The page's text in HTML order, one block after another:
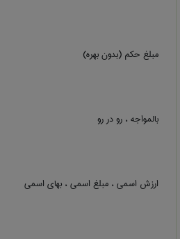
مبلغ حکم (بدون بهره)
بالمواجه ، رو در رو
ارزش اسمی ، مبلغ اسمی ، بهای اسمی